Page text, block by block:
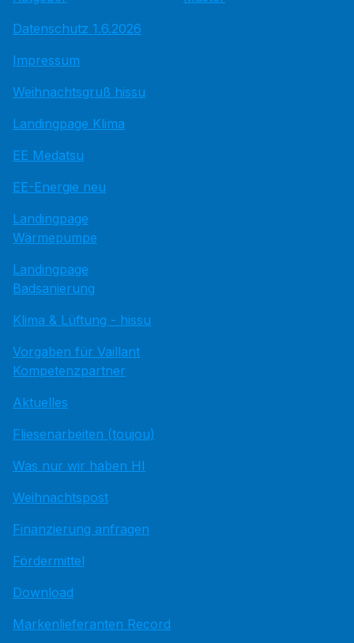
Datenschutz 1.6.2026
Impressum
Weihnachtsgruß hissu
Landingpage Klima
EE Medatsu
EE-Energie neu
Landingpage
Wärmepumpe
Landingpage
Badsanierung
Klima & Lüftung - hissu
Vorgaben für Vaillant
Kompetenzpartner
Aktuelles
Fliesenarbeiten (toujou)
Was nur wir haben HI
Weihnachtspost
Finanzierung anfragen
Fördermittel
Download
Markenlieferanten Record